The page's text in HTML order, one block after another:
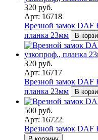
320 руб.
Арт: 16718
Врезной замок DAF
планка 23мм
В
320 руб.
Арт: 16717
Врезной замок DAF
планка 23мм
В
500 руб.
Арт: 16722
Врезной замок DAF